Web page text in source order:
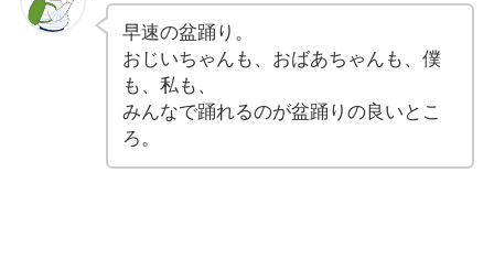
早速の盆踊り。
おじいちゃんも、おばあちゃんも、僕
も、私も、
みんなで踊れるのが盆踊りの良いとこ
ろ。